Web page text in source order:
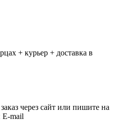
+ курьер + доставка в
через сайт или пишите на
E-mail